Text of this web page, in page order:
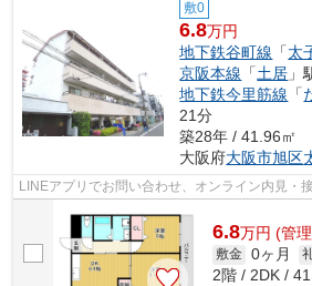
敷0
6.8万円
地下鉄谷町線 「太
京阪本線 「土居 」
地下鉄今里筋線 「
21分
築28年 / 41.96㎡
大阪府大阪市旭区
LINEアプリでお問い合わせ、オンライン内見・
6.8万円 (管
敷金 0ヶ月
2階 / 2DK /